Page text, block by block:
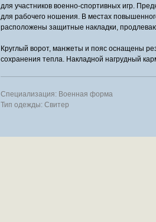
для участников военно-спортивных игр.
для рабочего ношения. В местах
расположены защитные накладки,
Круглый ворот, манжеты и пояс оснащены
сохранения тепла. Накладной нагрудный
Специализация: Военная форма
Тип одежды: Свитер